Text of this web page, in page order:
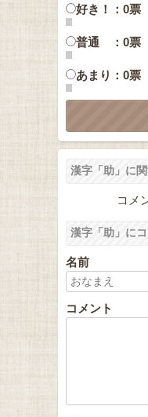
好き！：0票
普通 ：0票
あまり：0票
漢字「助」に
コメ
漢字「助」に
名前
コメント